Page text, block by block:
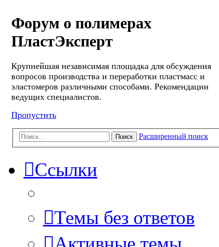
Форум о полимерах
ПластЭксперт
Крупнейшая независимая площадка для обсуждения
вопросов производства и переработки пластмасс и
эластомеров различными способами. Рекомендации
ведущих специалистов.
Пропустить
Поиск Расширенный поиск
Ссылки
Темы без ответов